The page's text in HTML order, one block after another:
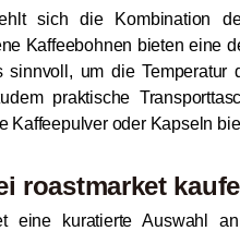
sich die Kombination
Kaffeebohnen bieten eine
sinnvoll, um die Temperatur
praktische
Kaffeepulver oder Kapseln
roastmarket
eine kuratierte Auswahl